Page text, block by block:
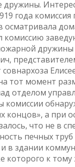
года
осматривала
комиссию
совнархоза
тот момент
отделом
комиссии
концов», а при
что не в
печных
и в здании
которого к